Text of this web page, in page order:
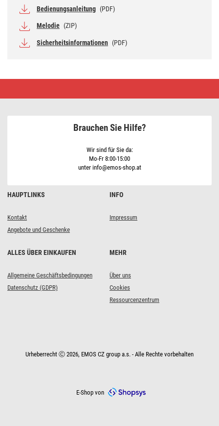
Bedienungsanleitung (PDF)
Melodie (ZIP)
Sicherheitsinformationen (PDF)
P57103,
HAUPTLINKS
Kontakt
Angebote und Geschenke
INFO
Impressum
ALLES ÜBER EINKAUFEN
Allgemeine Geschäftsbedingungen
Datenschutz (GDPR)
MEHR
Über uns
Cookies
Ressourcenzentrum
Brauchen Sie Hilfe?
Wir sind für Sie da:
Mo-Fr 8:00-15:00
unter info@emos-shop.at
Urheberrecht Ⓒ 2026, EMOS CZ group a.s. - Alle Rechte vorbehalten
E-Shop von